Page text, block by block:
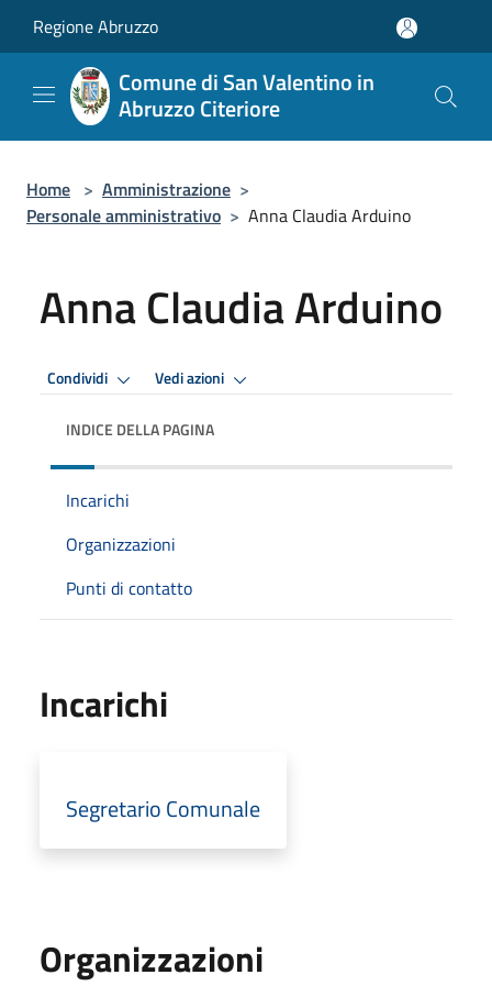
Regione Abruzzo
Comune di San Valentino in
Abruzzo Citeriore
Home > Amministrazione >
Personale amministrativo > Anna Claudia Arduino
Anna Claudia Arduino
Condividi Vedi azioni
INDICE DELLA PAGINA
Incarichi
Organizzazioni
Punti di contatto
Incarichi
Segretario Comunale
Organizzazioni